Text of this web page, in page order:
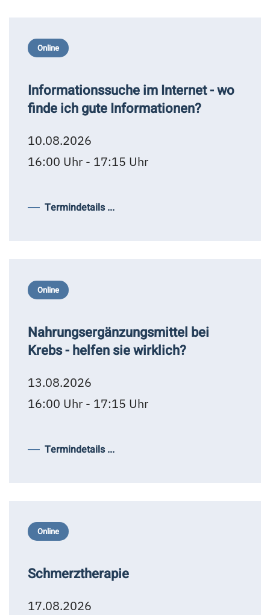
Online
Informationssuche im Internet - wo
finde ich gute Informationen?
10.08.2026
16:00 Uhr - 17:15 Uhr
Termindetails ...
Online
Nahrungsergänzungsmittel bei
Krebs - helfen sie wirklich?
13.08.2026
16:00 Uhr - 17:15 Uhr
Termindetails ...
Online
Schmerztherapie
17.08.2026